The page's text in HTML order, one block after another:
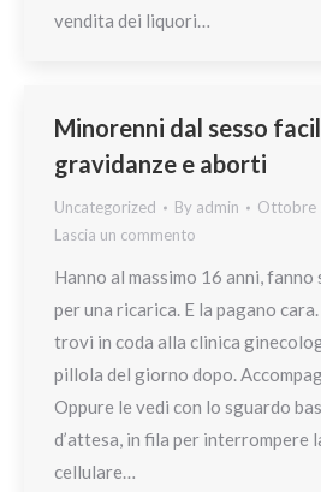
vendita dei liquori…
Minorenni dal sesso
gravidanze e aborti
Uncategorized By admin
Ottobre
Lascia un commento
Hanno al massimo 16 anni,
per una ricarica. E la pagano
trovi in coda alla clinica
pillola del giorno dopo.
Oppure le vedi con lo sguardo
d’attesa, in fila per interrompere
cellulare…